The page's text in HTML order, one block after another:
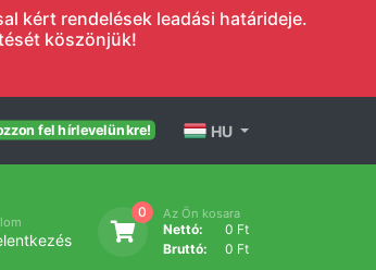
kért rendelések leadási határideje.
köszönjük!
fel hírlevelünkre! HU
0 Az Ön kosara
Nettó:
0 Ft
Bruttó:
0 Ft